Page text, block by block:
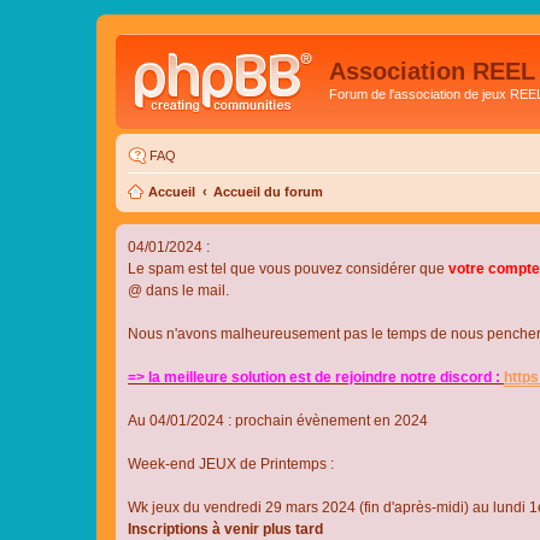
Association REEL
Forum de l'association de jeux REEL
FAQ
Accueil Accueil du forum
04/01/2024 :
Le spam est tel que vous pouvez considérer que votre
@ dans le mail.
Nous n'avons malheureusement pas le temps de nous
=> la meilleure solution est de rejoindre notre discord :
Au 04/01/2024 : prochain évènement en 2024
Week-end JEUX de Printemps :
Wk jeux du vendredi 29 mars 2024 (fin d'après-midi) au lundi
Inscriptions à venir plus tard